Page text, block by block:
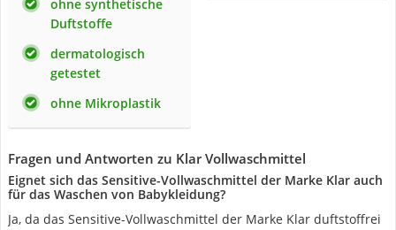
ohne synthetische
Duftstoffe
dermatologisch
getestet
ohne Mikroplastik
Fragen und Antworten zu Klar Vollwaschmittel
Eignet sich das Sensitive-Vollwaschmittel der Marke Klar auch
für das Waschen von Babykleidung?
Ja, da das Sensitive-Vollwaschmittel der Marke Klar duftstoffrei